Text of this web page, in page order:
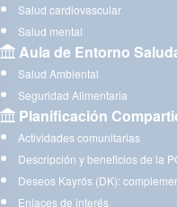
Salud cardiovascular
Salud mental
Aula de Entorno
Salud Ambiental
Seguridad Alimentaria
Planificación
Actividades comunitarias
Descripción y beneficios de la
Deseos Kayrós (DK):
Enlaces de interés